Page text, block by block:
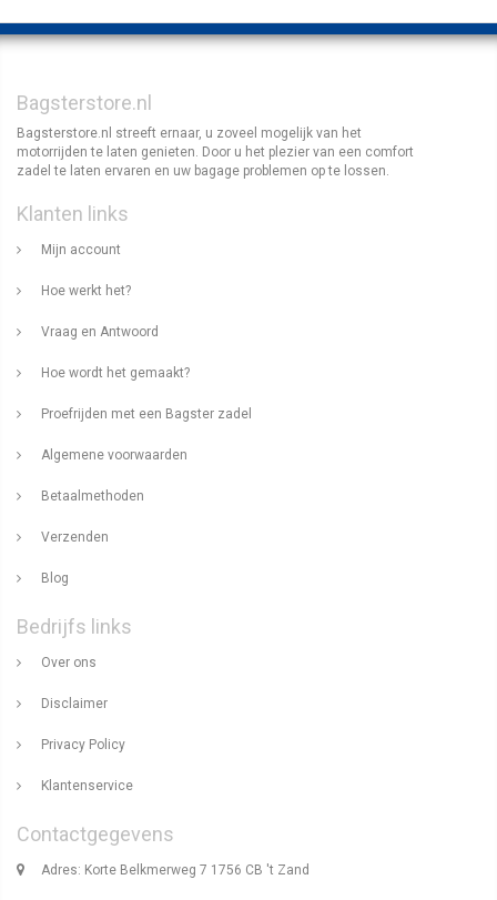
Bagsterstore.nl
Bagsterstore.nl streeft ernaar, u zoveel mogelijk van het
motorrijden te laten genieten. Door u het plezier van een comfort
zadel te laten ervaren en uw bagage problemen op te lossen.
Klanten links
Mijn account
Hoe werkt het?
Vraag en Antwoord
Hoe wordt het gemaakt?
Proefrijden met een Bagster zadel
Algemene voorwaarden
Betaalmethoden
Verzenden
Blog
Bedrijfs links
Over ons
Disclaimer
Privacy Policy
Klantenservice
Contactgegevens
Adres: Korte Belkmerweg 7 1756 CB 't Zand